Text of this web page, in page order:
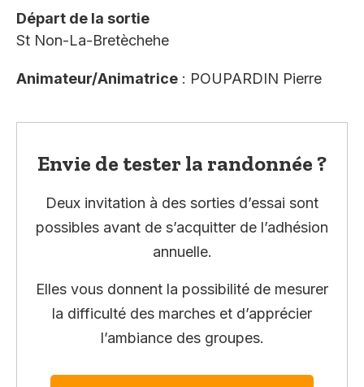
Départ de la sortie
St Non-La-Bretèchehe
Animateur/Animatrice : POUPARDIN Pierre
Envie de tester la randonnée ?
Deux invitation à des sorties d’essai sont
possibles avant de s’acquitter de l’adhésion
annuelle.
Elles vous donnent la possibilité de mesurer
la difficulté des marches et d’apprécier
l’ambiance des groupes.